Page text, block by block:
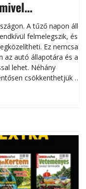
károktól
A tűző napon álló
felmelegszik, és
Ez nemcsak
az autó állapotára és a
lehet. Néhány
csökkenthetjük a